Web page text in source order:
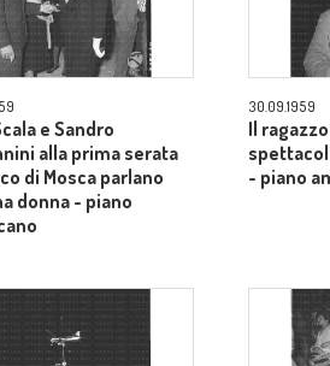
e Sandro
alla prima serata
di Mosca parlano
donna - piano
30.09.1959
Il
- piano